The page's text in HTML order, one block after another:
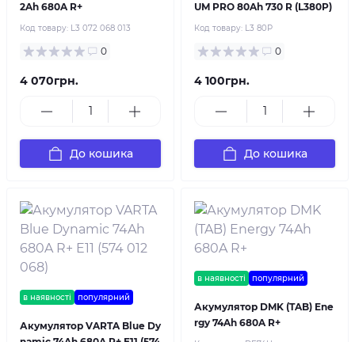
2Ah 680A R+
Код товару: L3 072 068 013
0
4 070грн.
До кошика
UM PRO 80Ah 730 R (L380P)
Код товару: L3 80P
0
4 100грн.
До кошика
в наявності популярний
Акумулятор VARTA Blue Dy
в наявності популярний
Акумулятор DMK (TAB) Ene
rgy 74Ah 680A R+